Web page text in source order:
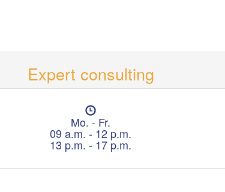
Expert consulting
O
p
e
n
n
Mo. - Fr.
09 a.m. - 12 p.m.
13 p.m. - 17 p.m.